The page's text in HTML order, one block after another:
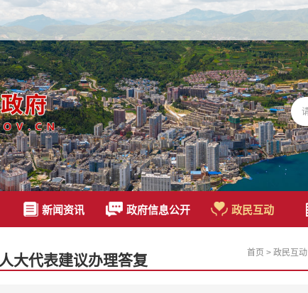
新闻资讯 政府信息公开 政民互动
人大代表建议办理答复 首页 > 政民互动